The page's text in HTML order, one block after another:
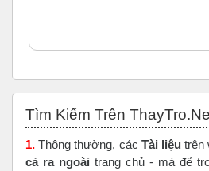
Tìm Kiếm Trên
1. Thông thường, các Tài liệu trên
cả ra ngoài trang chủ - mà để